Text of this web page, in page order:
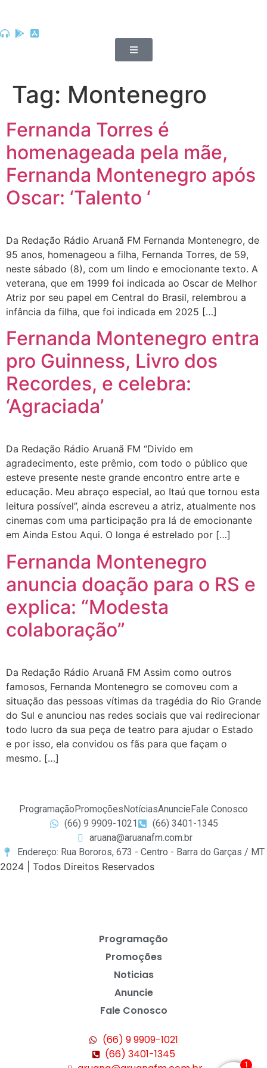
Tag: Montenegro
Fernanda Torres é
homenageada pela mãe,
Fernanda Montenegro após
Oscar: ‘Talento ‘
Da Redação Rádio Aruanã FM Fernanda Montenegro, de
95 anos, homenageou a filha, Fernanda Torres, de 59,
neste sábado (8), com um lindo e emocionante texto. A
veterana, que em 1999 foi indicada ao Oscar de Melhor
Atriz por seu papel em Central do Brasil, relembrou a
infância da filha, que foi indicada em 2025 […]
Fernanda Montenegro entra
pro Guinness, Livro dos
Recordes, e celebra:
‘Agraciada’
Da Redação Rádio Aruanã FM “Divido em
agradecimento, este prêmio, com todo o público que
esteve presente neste grande encontro entre arte e
educação. Meu abraço especial, ao Itaú que tornou esta
leitura possível”, ainda escreveu a atriz, atualmente nos
cinemas com uma participação pra lá de emocionante
em Ainda Estou Aqui. O longa é estrelado por […]
Fernanda Montenegro
anuncia doação para o RS e
explica: “Modesta
colaboração”
Da Redação Rádio Aruanã FM Assim como outros
famosos, Fernanda Montenegro se comoveu com a
situação das pessoas vítimas da tragédia do Rio Grande
do Sul e anunciou nas redes sociais que vai redirecionar
todo lucro da sua peça de teatro para ajudar o Estado
e por isso, ela convidou os fãs para que façam o
mesmo. […]
Programação Promoções NotíciasAnuncie Fale Conosco
(66) 9 9909-1021
(66) 3401-1345
aruana@aruanafm.com.br
Endereço: Rua Bororos, 673 - Centro - Barra do Garças / MT
2024 | Todos Direitos Reservados
1
Programação
Promoções
Noticias
Anuncie
Fale Conosco
(66) 9 9909-1021
(66) 3401-1345